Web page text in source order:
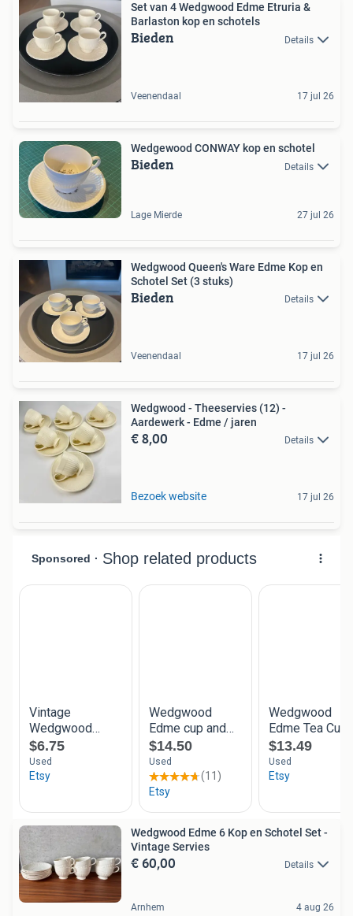
Set van 4 Wedgwood Edme Etruria &
Barlaston kop en schotels
Bieden Details
Veenendaal 17 jul 26
Wedgewood CONWAY kop en schotel
Bieden Details
Lage Mierde 27 jul 26
Wedgwood Queen's Ware Edme Kop en
Schotel Set (3 stuks)
Bieden Details
Veenendaal 17 jul 26
Wedgwood - Theeservies (12) -
Aardewerk - Edme / jaren
€ 8,00 Details
Bezoek website 17 jul 26
Wedgwood Edme 6 Kop en Schotel Set -
Vintage Servies
€ 60,00 Details
Arnhem 4 aug 26